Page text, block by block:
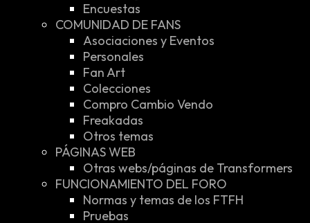
Encuestas
COMUNIDAD DE FANS
Asociaciones y Eventos
Personales
Fan Art
Colecciones
Compro Cambio Vendo
Freakadas
Otros temas
PÁGINAS WEB
Otras webs/páginas de Transformers
FUNCIONAMIENTO DEL FORO
Normas y temas de los FTFH
Pruebas